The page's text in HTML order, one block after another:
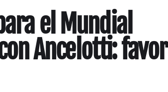
el Mundial
Ancelotti: favor